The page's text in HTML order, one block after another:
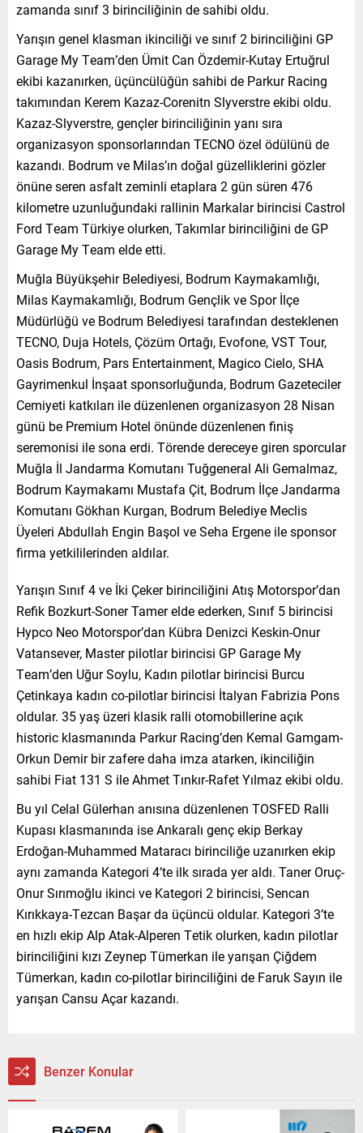
zamanda sınıf 3 birinciliğinin de sahibi oldu.
Yarışın genel klasman ikinciliği ve sınıf 2 birinciliğini GP
Garage My Team’den Ümit Can Özdemir-Kutay Ertuğrul
ekibi kazanırken, üçüncülüğün sahibi de Parkur Racing
takımından Kerem Kazaz-Corenitn Slyverstre ekibi oldu.
Kazaz-Slyverstre, gençler birinciliğinin yanı sıra
organizasyon sponsorlarından TECNO özel ödülünü de
kazandı. Bodrum ve Milas’ın doğal güzelliklerini gözler
önüne seren asfalt zeminli etaplara 2 gün süren 476
kilometre uzunluğundaki rallinin Markalar birincisi Castrol
Ford Team Türkiye olurken, Takımlar birinciliğini de GP
Garage My Team elde etti.
Muğla Büyükşehir Belediyesi, Bodrum Kaymakamlığı,
Milas Kaymakamlığı, Bodrum Gençlik ve Spor İlçe
Müdürlüğü ve Bodrum Belediyesi tarafından desteklenen
TECNO, Duja Hotels, Çözüm Ortağı, Evofone, VST Tour,
Oasis Bodrum, Pars Entertainment, Magico Cielo, SHA
Gayrimenkul İnşaat sponsorluğunda, Bodrum Gazeteciler
Cemiyeti katkıları ile düzenlenen organizasyon 28 Nisan
günü be Premium Hotel önünde düzenlenen finiş
seremonisi ile sona erdi. Törende dereceye giren sporcular
Muğla İl Jandarma Komutanı Tuğgeneral Ali Gemalmaz,
Bodrum Kaymakamı Mustafa Çit, Bodrum İlçe Jandarma
Komutanı Gökhan Kurgan, Bodrum Belediye Meclis
Üyeleri Abdullah Engin Başol ve Seha Ergene ile sponsor
firma yetkililerinden aldılar.
Yarışın Sınıf 4 ve İki Çeker birinciliğini Atış Motorspor’dan
Refik Bozkurt-Soner Tamer elde ederken, Sınıf 5 birincisi
Hypco Neo Motorspor’dan Kübra Denizci Keskin-Onur
Vatansever, Master pilotlar birincisi GP Garage My
Team’den Uğur Soylu, Kadın pilotlar birincisi Burcu
Çetinkaya kadın co-pilotlar birincisi İtalyan Fabrizia Pons
oldular. 35 yaş üzeri klasik ralli otomobillerine açık
historic klasmanında Parkur Racing’den Kemal Gamgam-
Orkun Demir bir zafere daha imza atarken, ikinciliğin
sahibi Fiat 131 S ile Ahmet Tınkır-Rafet Yılmaz ekibi oldu.
Bu yıl Celal Gülerhan anısına düzenlenen TOSFED Ralli
Kupası klasmanında ise Ankaralı genç ekip Berkay
Erdoğan-Muhammed Mataracı birinciliğe uzanırken ekip
aynı zamanda Kategori 4’te ilk sırada yer aldı. Taner Oruç-
Onur Sırımoğlu ikinci ve Kategori 2 birincisi, Sencan
Kırıkkaya-Tezcan Başar da üçüncü oldular. Kategori 3’te
en hızlı ekip Alp Atak-Alperen Tetik olurken, kadın pilotlar
birinciliğini kızı Zeynep Tümerkan ile yarışan Çiğdem
Tümerkan, kadın co-pilotlar birinciliğini de Faruk Sayın ile
yarışan Cansu Açar kazandı.
Benzer Konular